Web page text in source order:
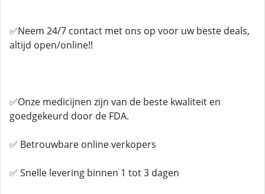
✅Neem 24/7 contact met ons op voor uw beste deals,
altijd open/online!!
✅Onze medicijnen zijn van de beste kwaliteit en
goedgekeurd door de FDA.
✅ Betrouwbare online verkopers
✅ Snelle levering binnen 1 tot 3 dagen